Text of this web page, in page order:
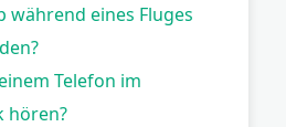
während eines Fluges
Telefon im
hören?